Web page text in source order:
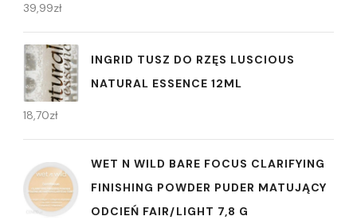
39,99zł
INGRID TUSZ DO RZĘS LUSCIOUS
NATURAL ESSENCE 12ML
18,70zł
WET N WILD BARE FOCUS CLARIFYING
FINISHING POWDER PUDER MATUJĄCY
ODCIEŃ FAIR/LIGHT 7,8 G